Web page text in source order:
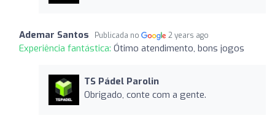
Ademar Santos Publicada no 2 years ago
Experiência fantástica: Ótimo atendimento, bons jogos
TS Pádel Parolin
Obrigado, conte com a gente.